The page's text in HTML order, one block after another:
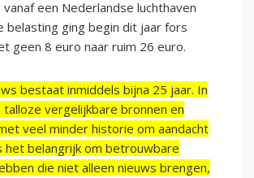
een Nederlandse luchthaven
belasting ging begin dit jaar fors
geen 8 euro naar ruim 26 euro.
bestaat inmiddels bijna 25 jaar. In
vergelijkbare bronnen en
veel minder historie om aandacht
het belangrijk om betrouwbare
die niet alleen nieuws brengen,